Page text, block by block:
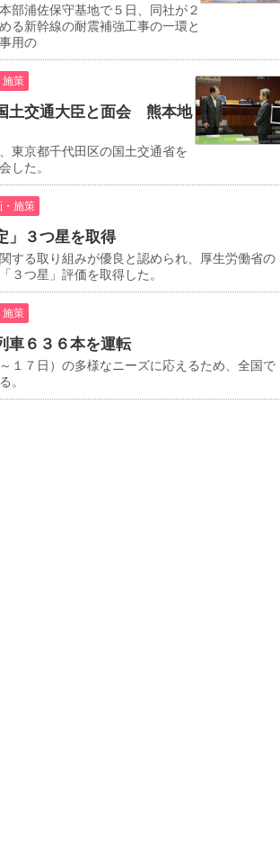
部浦佐保守基地で５日、同社が２
る新幹線の耐震補強工事の一環と
用の
施策
土交通大臣と面会 熊本地
東京都千代田区の国土交通省を
した。
施策
」３つ星を取得
する取り組みが優良と認められ、厚生労働省の
３つ星」評価を取得した。
施策
車６３６本を運転
１７日）の多様なニーズに応えるため、全国で
。